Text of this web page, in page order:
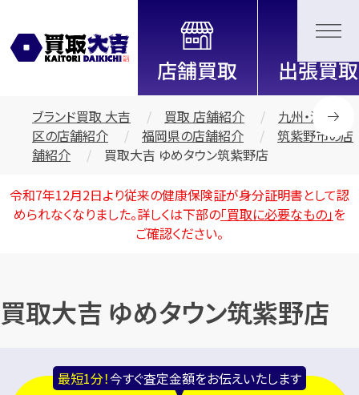
全国2200店舗以上展開中！
信頼と実績の買取専門店「買取大
吉」
ブランド買取 大吉 買取 店舗紹介
九州・沖縄地
区の店舗紹介
福岡県の店舗紹介
筑紫野市の店
舗紹介
買取大吉 ゆめタウン筑紫野店
令和7年12月2日より従来の健康保険証が身分証明書として認
められなくなりました。詳しくは下部の「買取に必要なもの」を
ご確認ください。
買取大吉 ゆめタウン筑紫野店
最短1分！今すぐ査定金額をお伝えいたします